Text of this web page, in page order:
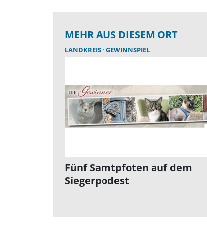
MEHR AUS DIESEM ORT
LANDKREIS GEWINNSPIEL
Fünf Samtpfoten auf dem
Siegerpodest